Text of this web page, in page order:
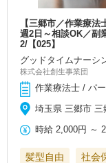
【三郷市／作業療
週2日～相談OK／副
2/【025】
グッドタイムナーシ
株式会社創生事業団
作業療法士 / パ
埼玉県 三郷市 三
時給 2,000円 ～
髪型自由 社会